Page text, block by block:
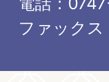
ファック